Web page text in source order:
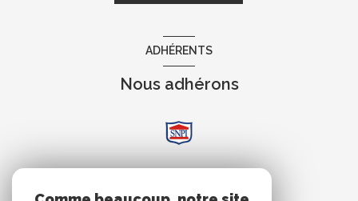
ADHÉRENTS
Nous adhérons